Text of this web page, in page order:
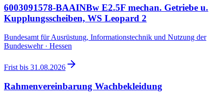
6003091578-BAAINBw E2.5F mechan. Getriebe u.
Kupplungsscheiben, WS Leopard 2
Bundesamt für Ausrüstung, Informationstechnik und Nutzung der
Bundeswehr · Hessen
Frist bis 31.08.2026
Rahmenvereinbarung Wachbekleidung